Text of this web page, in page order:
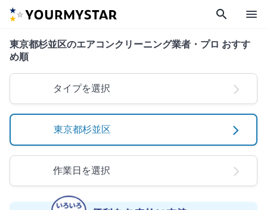
search menu
東京都杉並区のエアコンクリーニング業者・プロ おすす
め順
タイプを選択
東京都杉並区
作業日を選択